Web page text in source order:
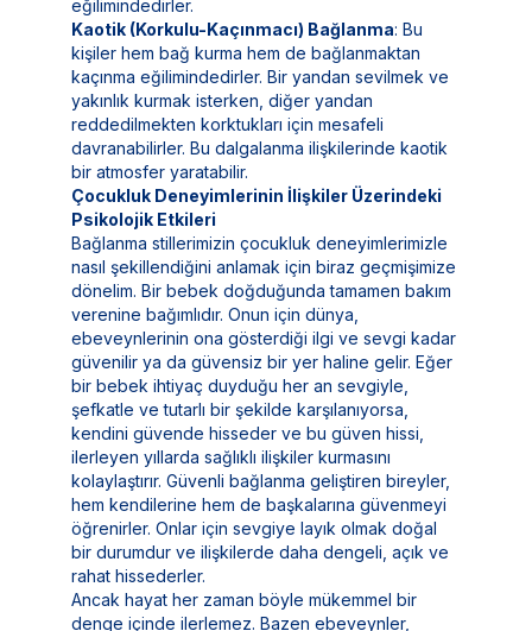
eğilimindedirler.
Kaotik (Korkulu-Kaçınmacı) Bağlanma: Bu
kişiler hem bağ kurma hem de bağlanmaktan
kaçınma eğilimindedirler. Bir yandan sevilmek ve
yakınlık kurmak isterken, diğer yandan
reddedilmekten korktukları için mesafeli
davranabilirler. Bu dalgalanma ilişkilerinde kaotik
bir atmosfer yaratabilir.
Çocukluk Deneyimlerinin İlişkiler Üzerindeki
Psikolojik Etkileri
Bağlanma stillerimizin çocukluk deneyimlerimizle
nasıl şekillendiğini anlamak için biraz geçmişimize
dönelim. Bir bebek doğduğunda tamamen bakım
verenine bağımlıdır. Onun için dünya,
ebeveynlerinin ona gösterdiği ilgi ve sevgi kadar
güvenilir ya da güvensiz bir yer haline gelir. Eğer
bir bebek ihtiyaç duyduğu her an sevgiyle,
şefkatle ve tutarlı bir şekilde karşılanıyorsa,
kendini güvende hisseder ve bu güven hissi,
ilerleyen yıllarda sağlıklı ilişkiler kurmasını
kolaylaştırır. Güvenli bağlanma geliştiren bireyler,
hem kendilerine hem de başkalarına güvenmeyi
öğrenirler. Onlar için sevgiye layık olmak doğal
bir durumdur ve ilişkilerde daha dengeli, açık ve
rahat hissederler.
Ancak hayat her zaman böyle mükemmel bir
denge içinde ilerlemez. Bazen ebeveynler,